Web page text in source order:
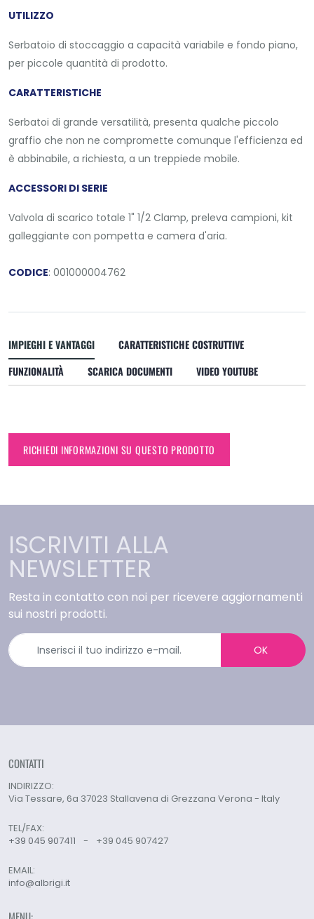
UTILIZZO
Serbatoio di stoccaggio a capacità variabile e fondo piano,
per piccole quantità di prodotto.
CARATTERISTICHE
Serbatoi di grande versatilità, presenta qualche piccolo
graffio che non ne compromette comunque l'efficienza ed
è abbinabile, a richiesta, a un treppiede mobile.
ACCESSORI DI SERIE
Valvola di scarico totale 1" 1/2 Clamp, preleva campioni, kit
galleggiante con pompetta e camera d'aria.
CODICE: 001000004762
IMPIEGHI E VANTAGGI
CARATTERISTICHE COSTRUTTIVE
FUNZIONALITÀ
SCARICA DOCUMENTI VIDEO YOUTUBE
RICHIEDI INFORMAZIONI SU QUESTO PRODOTTO
ISCRIVITI ALLA
NEWSLETTER
Resta in contatto con noi per ricevere aggiornamenti
sui nostri prodotti.
OK
CONTATTI
INDIRIZZO:
Via Tessare, 6a 37023 Stallavena di Grezzana Verona - Italy
TEL/FAX:
+39 045 907411
- +39 045 907427
EMAIL:
info@albrigi.it